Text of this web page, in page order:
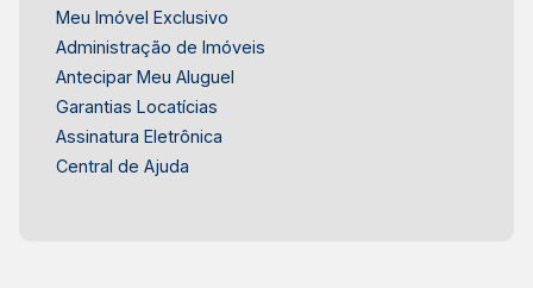
Meu Imóvel Exclusivo
Administração de Imóveis
Antecipar Meu Aluguel
Garantias Locatícias
Assinatura Eletrônica
Central de Ajuda